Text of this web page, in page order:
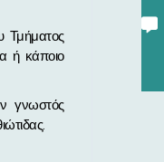
Τμήματος
ή κάποιο
γνωστός